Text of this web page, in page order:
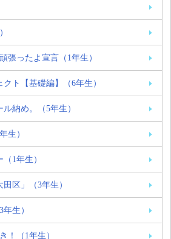
張ったよ宣言（1年生）
ト【基礎編】（6年生）
納め。（5年生）
生）
1年生）
区」（3年生）
生）
！（1年生）